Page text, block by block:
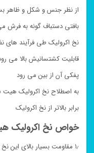
از نظر جنس و شکل و ظاهر
بافتی دستباف گونه به فرش
نخ اکرولیک طی فرآیند های
قابلیت کشتسانیش بالا می
پفکی آن از بین می رود
به اصطلاح نخ اکرولیک
برابر بالاتر از نخ اکرولیک
خواص نخ اکرولیک
۱٫ مقاومت بسیار بالای این نخ در برابر گرما